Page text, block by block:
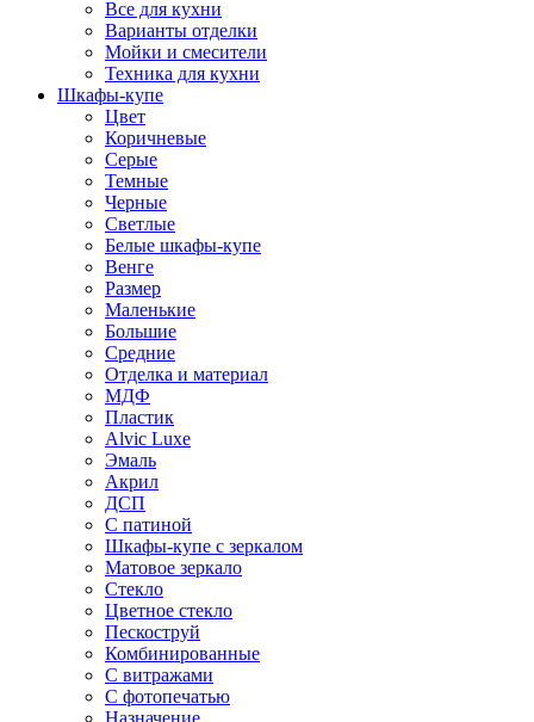
Все для кухни
Варианты отделки
Мойки и смесители
Техника для кухни
Шкафы-купе
Цвет
Коричневые
Серые
Темные
Черные
Светлые
Белые шкафы-купе
Венге
Размер
Маленькие
Большие
Средние
Отделка и материал
МДФ
Пластик
Alvic Luxe
Эмаль
Акрил
ДСП
С патиной
Шкафы-купе с зеркалом
Матовое зеркало
Стекло
Цветное стекло
Пескоструй
Комбинированные
С витражами
С фотопечатью
Назначение